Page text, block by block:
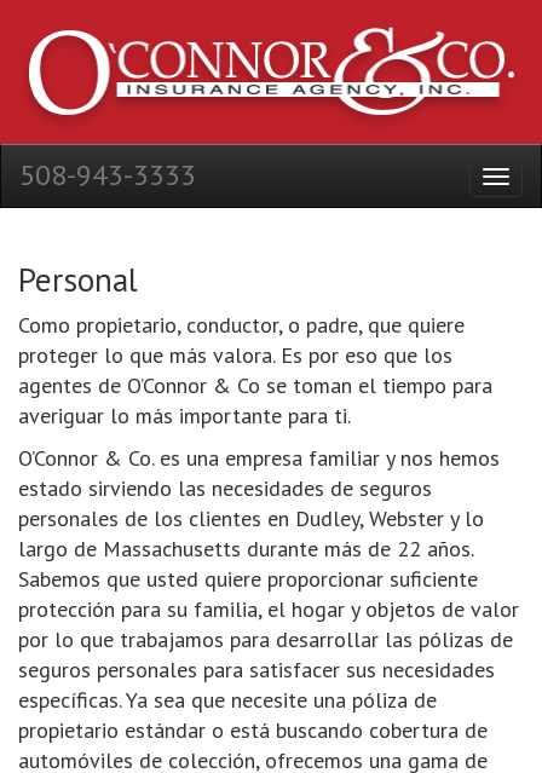
508-943-3333
Personal
Como propietario, conductor, o padre, que quiere
proteger lo que más valora. Es por eso que los
agentes de O’Connor & Co se toman el tiempo para
averiguar lo más importante para ti.
O’Connor & Co. es una empresa familiar y nos hemos
estado sirviendo las necesidades de seguros
personales de los clientes en Dudley, Webster y lo
largo de Massachusetts durante más de 22 años.
Sabemos que usted quiere proporcionar suficiente
protección para su familia, el hogar y objetos de valor
por lo que trabajamos para desarrollar las pólizas de
seguros personales para satisfacer sus necesidades
específicas. Ya sea que necesite una póliza de
propietario estándar o está buscando cobertura de
automóviles de colección, ofrecemos una gama de